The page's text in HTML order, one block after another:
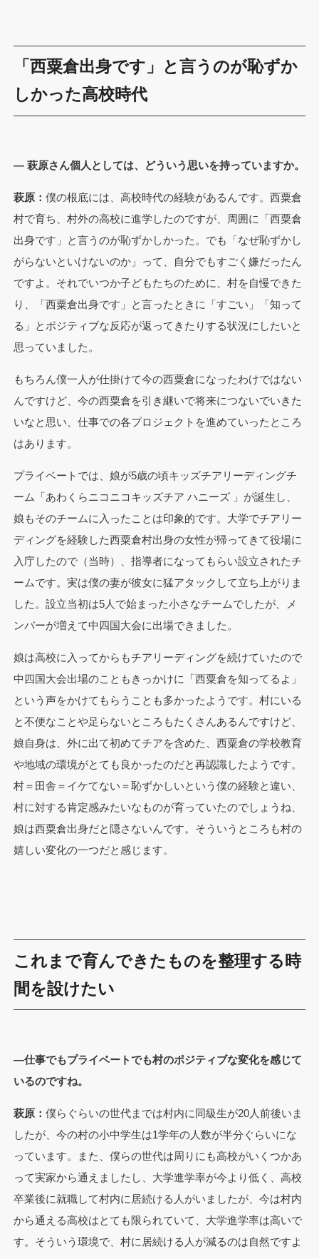
「西粟倉出身です」と言うのが恥ずか
しかった高校時代
— 萩原さん個人としては、どういう思いを持っていますか。
萩原： 僕の根底には、高校時代の経験があるんです。西粟倉
村で育ち、村外の高校に進学したのですが、周囲に「西粟倉
出身です」と言うのが恥ずかしかった。でも「なぜ恥ずかし
がらないといけないのか」って、自分でもすごく嫌だったん
ですよ。それでいつか子どもたちのために、村を自慢できた
り、「西粟倉出身です」と言ったときに「すごい」「知って
る」とポジティブな反応が返ってきたりする状況にしたいと
思っていました。
もちろん僕一人が仕掛けて今の西粟倉になったわけではない
んですけど、今の西粟倉を引き継いで将来につないでいきた
いなと思い、仕事での各プロジェクトを進めていったところ
はあります。
プライベートでは、娘が5歳の頃キッズチアリーディングチ
ーム「あわくらニコニコキッズチア ハニーズ 」が誕生し、
娘もそのチームに入ったことは印象的です。大学でチアリー
ディングを経験した西粟倉村出身の女性が帰ってきて役場に
入庁したので（当時）、指導者になってもらい設立されたチ
ームです。実は僕の妻が彼女に猛アタックして立ち上がりま
した。設立当初は5人で始まった小さなチームでしたが、メ
ンバーが増えて中四国大会に出場できました。
娘は高校に入ってからもチアリーディングを続けていたので
中四国大会出場のこともきっかけに「西粟倉を知ってるよ」
という声をかけてもらうことも多かったようです。村にいる
と不便なことや足らないところもたくさんあるんですけど、
娘自身は、外に出て初めてチアを含めた、西粟倉の学校教育
や地域の環境がとても良かったのだと再認識したようです。
村＝田舎＝イケてない＝恥ずかしいという僕の経験と違い、
村に対する肯定感みたいなものが育っていたのでしょうね、
娘は西粟倉出身だと隠さないんです。そういうところも村の
嬉しい変化の一つだと感じます。
これまで育んできたものを整理する時
間を設けたい
—仕事でもプライベートでも村のポジティブな変化を感じて
いるのですね。
萩原： 僕らぐらいの世代までは村内に同級生が20人前後いま
したが、今の村の小中学生は1学年の人数が半分ぐらいにな
っています。また、僕らの世代は周りにも高校がいくつかあ
って実家から通えましたし、大学進学率が今より低く、高校
卒業後に就職して村内に居続ける人がいましたが、今は村内
から通える高校はとても限られていて、大学進学率は高いで
す。そういう環境で、村に居続ける人が減るのは自然ですよ